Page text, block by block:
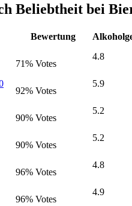
Beliebtheit bei
Bewertung
71% Votes
4.8
92% Votes
5.9
90% Votes
5.2
90% Votes
5.2
96% Votes
4.8
96% Votes
4.9